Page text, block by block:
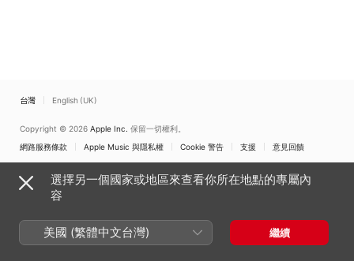
台灣 English (UK)
Copyright © 2026 Apple Inc. 保留一切權利。
網路服務條款
Apple Music 與隱私權 Cookie 警告 支援 意見回饋
選擇另一個國家或地區來查看你所在地點的專屬內
容
美國 (繁體中文台灣) 繼續